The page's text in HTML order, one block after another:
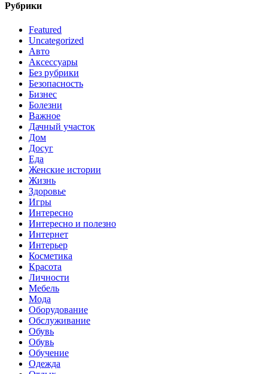
Рубрики
Featured
Uncategorized
Авто
Аксессуары
Без рубрики
Безопасность
Бизнес
Болезни
Важное
Дачный участок
Дом
Досуг
Еда
Женские истории
Жизнь
Здоровье
Игры
Интересно
Интересно и полезно
Интернет
Интерьер
Косметика
Красота
Личности
Мебель
Мода
Оборудование
Обслуживание
Обувь
Обувь
Обучение
Одежда